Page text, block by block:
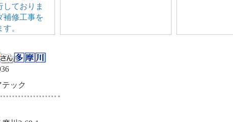
しておりま
補修工事を
。
ック